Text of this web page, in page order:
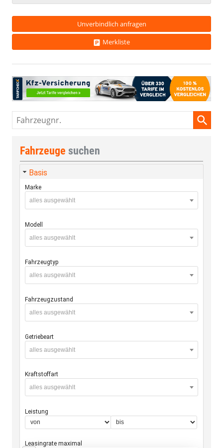
Unverbindlich anfragen
Merkliste
Fahrzeugnr.
Fahrzeuge suchen
Basis
Marke
alles ausgewählt
Modell
alles ausgewählt
Fahrzeugtyp
alles ausgewählt
Fahrzeugzustand
alles ausgewählt
Getriebeart
alles ausgewählt
Kraftstoffart
alles ausgewählt
Leistung
Leasingrate maximal